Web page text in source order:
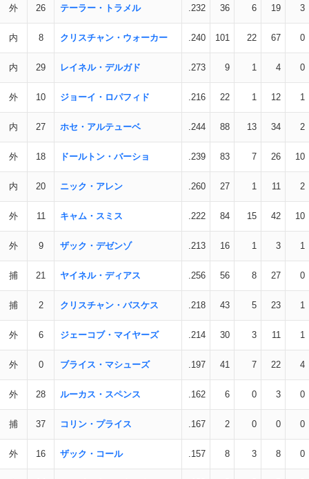
外 26 テーラー・トラメル .232 36 6 19 3
内 8 クリスチャン・ウォーカー .240 101 22 67 0
内 29 レイネル・デルガド .273 9 1 4 0
外 10 ジョーイ・ロパフィド .216 22 1 12 1
内 27 ホセ・アルテューベ .244 88 13 34 2
外 18 ドールトン・バーショ .239 83 7 26 10
内 20 ニック・アレン .260 27 1 11 2
外 11 キャム・スミス .222 84 15 42 10
外 9 ザック・デゼンゾ .213 16 1 3 1
捕 21 ヤイネル・ディアス .256 56 8 27 0
捕 2 クリスチャン・バスケス .218 43 5 23 1
外 6 ジェーコブ・マイヤーズ .214 30 3 11 1
外 0 ブライス・マシューズ .197 41 7 22 4
外 28 ルーカス・スペンス .162 6 0 3 0
捕 37 コリン・プライス .167 2 0 0 0
外 16 ザック・コール .157 8 3 8 0